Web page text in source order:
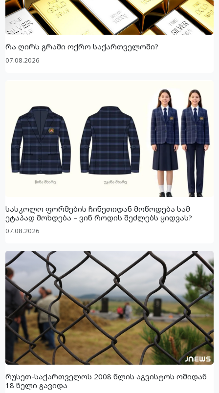
რა ღირს გრამი ოქრო საქართველოში?
07.08.2026
სასკოლო ფორმების ჩინეთიდან მოწოდება სამ
ეტაპად მოხდება – ვინ როდის შეძლებს ყიდვას?
07.08.2026
რუსეთ-საქართველოს 2008 წლის აგვისტოს ომიდან
18 წელი გავიდა